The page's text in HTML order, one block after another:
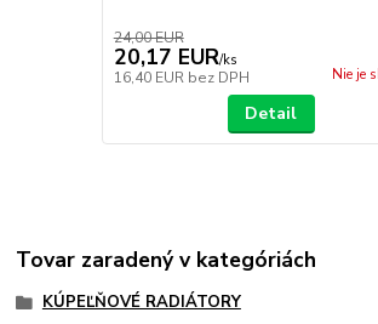
24,00 EUR
20,17 EUR/ks
16,40 EUR bez DPH Nie je
Detail
Tovar zaradený v kategóriách
KÚPEĽŇOVÉ RADIÁTORY